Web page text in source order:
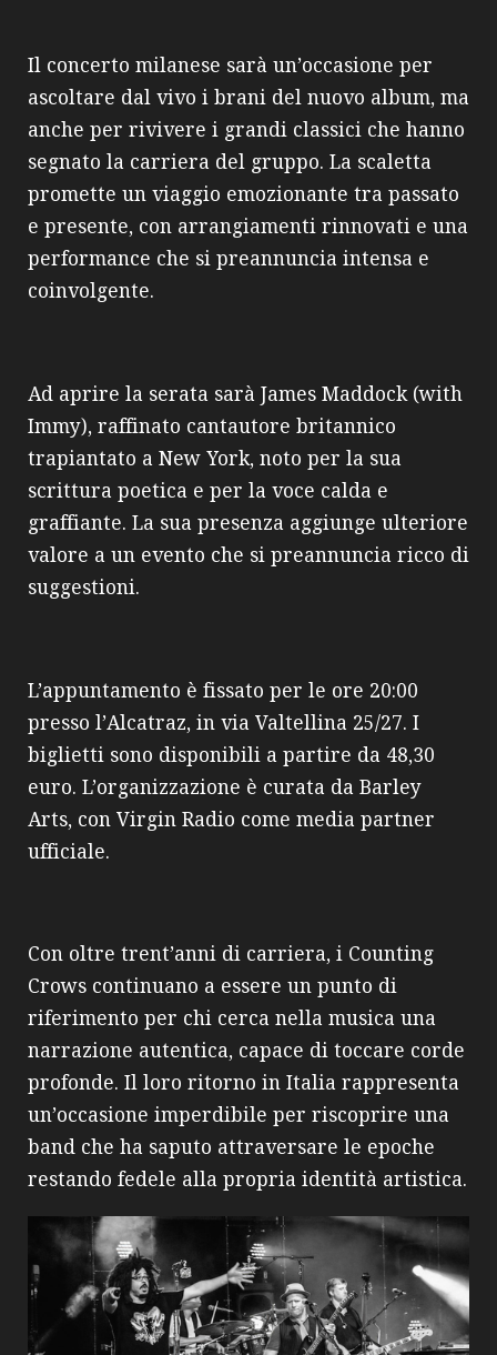
Il concerto milanese sarà un’occasione per
ascoltare dal vivo i brani del nuovo album, ma
anche per rivivere i grandi classici che hanno
segnato la carriera del gruppo. La scaletta
promette un viaggio emozionante tra passato
e presente, con arrangiamenti rinnovati e una
performance che si preannuncia intensa e
coinvolgente.
Ad aprire la serata sarà James Maddock (with
Immy), raffinato cantautore britannico
trapiantato a New York, noto per la sua
scrittura poetica e per la voce calda e
graffiante. La sua presenza aggiunge ulteriore
valore a un evento che si preannuncia ricco di
suggestioni.
L’appuntamento è fissato per le ore 20:00
presso l’Alcatraz, in via Valtellina 25/27. I
biglietti sono disponibili a partire da 48,30
euro. L’organizzazione è curata da Barley
Arts, con Virgin Radio come media partner
ufficiale.
Con oltre trent’anni di carriera, i Counting
Crows continuano a essere un punto di
riferimento per chi cerca nella musica una
narrazione autentica, capace di toccare corde
profonde. Il loro ritorno in Italia rappresenta
un’occasione imperdibile per riscoprire una
band che ha saputo attraversare le epoche
restando fedele alla propria identità artistica.